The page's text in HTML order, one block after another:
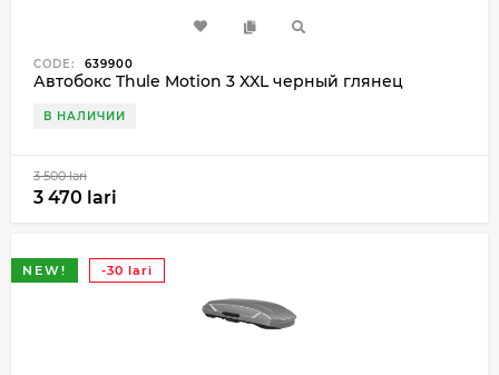
CODE: 639900
Автобокс Thule Motion 3 XXL черный глянец
В НАЛИЧИИ
3 500 lari
3 470 lari
NEW! -30 lari